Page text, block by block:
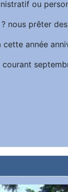
ou
nous prêter
année